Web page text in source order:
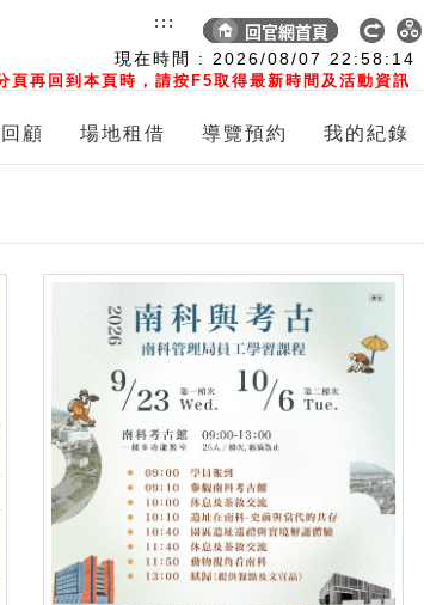
現在時間 : 2026/08/07 22:58:15
頁再回到本頁時，請按F5取得最新時間及活動資訊
:::
顧 場地租借 導覽預約 我的紀錄